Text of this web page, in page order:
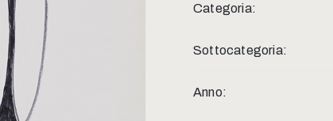
Categoria:
Sottocategoria:
Anno: